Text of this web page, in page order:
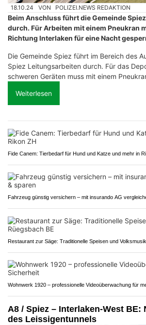
18.10.24 VON POLIZEI.NEWS REDAKTION
Beim Anschluss führt die Gemeinde
durch. Für Arbeiten mit einem Pneukran
Richtung Interlaken für eine Nacht
Die Gemeinde Spiez führt im Bereich des
Spiez Leitungsarbeiten durch. Für das
schweren Geräten muss mit einem
Weiterlesen
Fide Canem: Tierbedarf für Hund und Katze und mehr in
Fahrzeug günstig versichern – mit insurando AG
Restaurant zur Säge: Traditionelle Speisen und
Wohnwerk 1920 – professionelle Videoüberwachung für
A8 / Spiez – Interlaken-West BE:
des Leissigentunnels